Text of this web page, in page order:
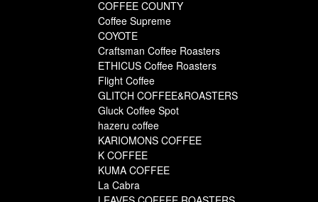
COFFEE COUNTY
Coffee Supreme
COYOTE
Craftsman Coffee Roasters
ETHICUS Coffee Roasters
Flight Coffee
GLITCH COFFEE&ROASTERS
Gluck Coffee Spot
hazeru coffee
KARIOMONS COFFEE
K COFFEE
KUMA COFFEE
La Cabra